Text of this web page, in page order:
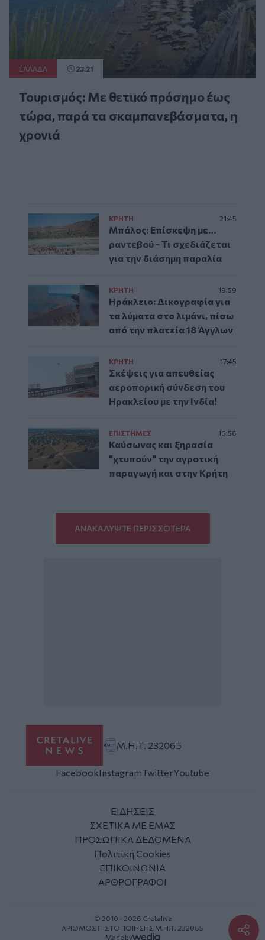
ΕΛΛAΔΑ 23:21
Τουρισμός: Με θετικό πρόσημο έως
τώρα, παρά τα σκαμπανεβάσματα, η
χρονιά
ΚΡΗΤΗ 21:45
Μπάλος: Επίσκεψη με…
ραντεβού - Τι σχεδιάζεται
για την διάσημη παραλία
ΚΡΗΤΗ 19:59
Ηράκλειο: Δικογραφία για
τα λύματα στο λιμάνι, πίσω
από την πλατεία 18 Άγγλων
ΚΡΗΤΗ 17:45
Σκέψεις για απευθείας
αεροπορική σύνδεση του
Ηρακλείου με την Ινδία!
ΕΠΙΣΤΗΜΕΣ 16:56
Καύσωνας και ξηρασία
"χτυπούν" την αγροτική
παραγωγή και στην Κρήτη
ΑΝΑΚΑΛΥΨΤΕ ΠΕΡΙΣΣΟΤΕΡΑ
Μ.Η.Τ. 232065
FacebookInstagramTwitterYoutube
ΕΙΔΗΣΕΙΣ
ΣΧΕΤΙΚΑ ΜΕ ΕΜΑΣ
ΠΡΟΣΩΠΙΚΑ ΔΕΔΟΜΕΝΑ
Πολιτική Cookies
ΕΠΙΚΟΙΝΩΝΙΑ
ΑΡΘΡΟΓΡΑΦΟΙ
© 2010 - 2026 Cretalive
ΑΡΙΘΜΟΣ ΠΙΣΤΟΠΟΙΗΣΗΣ Μ.Η.Τ. 232065
Made by